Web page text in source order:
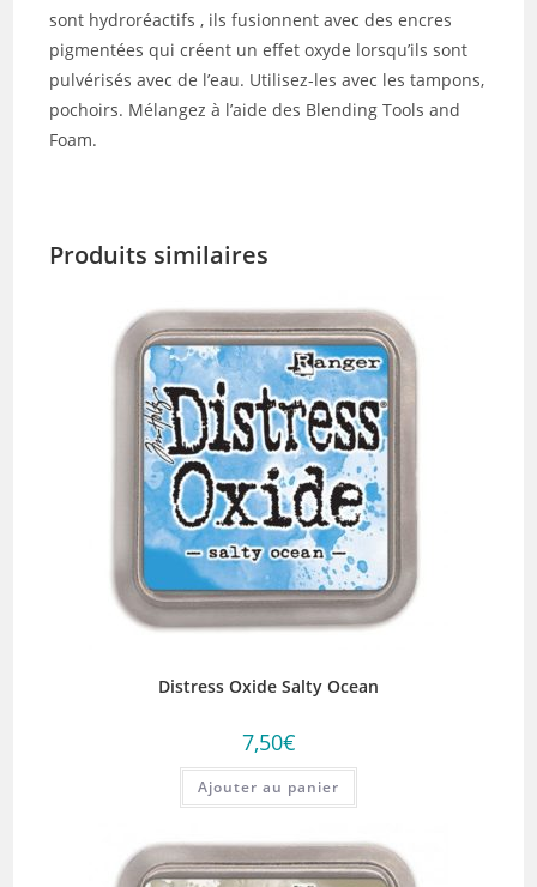
sont hydroréactifs , ils fusionnent avec des encres
pigmentées qui créent un effet oxyde lorsqu’ils sont
pulvérisés avec de l’eau. Utilisez-les avec les tampons,
pochoirs. Mélangez à l’aide des Blending Tools and
Foam.
Produits similaires
Distress Oxide Salty Ocean
7,50€
Ajouter au panier